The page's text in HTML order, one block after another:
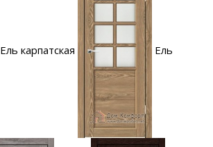
Ель карпатская Ель